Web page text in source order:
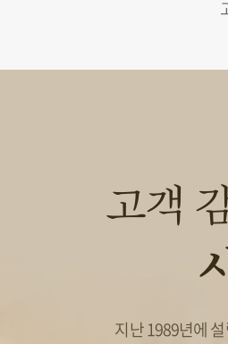
고객
지난 1989년에